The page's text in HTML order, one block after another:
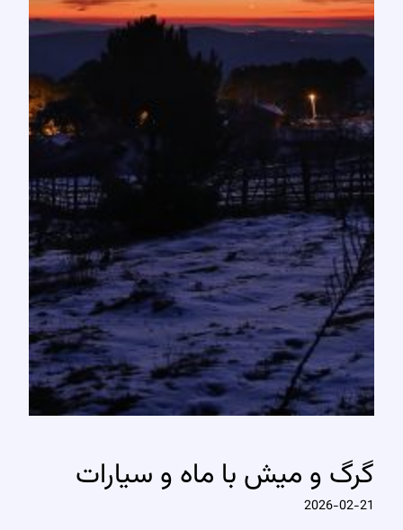
گرگ و میش با ماه و سیارات
2026-02-21